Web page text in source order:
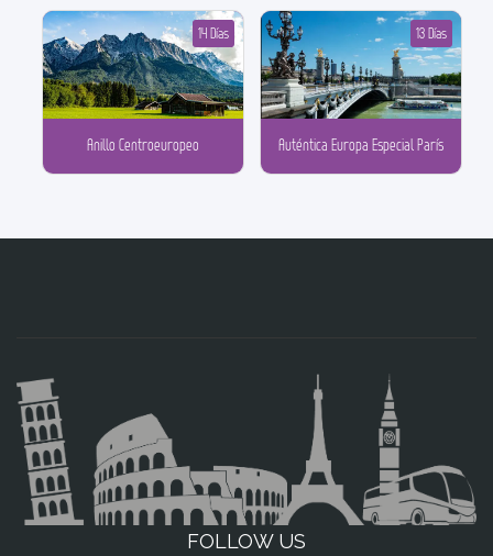
Anillo Centroeuropeo
14 Días
Auténtica Europa Especial París
13 Días
FOLLOW US